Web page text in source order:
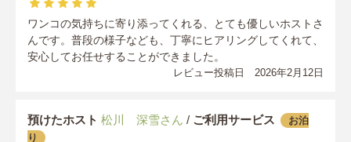
ワンコの気持ちに寄り添ってくれる、とても優しいホストさ
んです。普段の様子なども、丁寧にヒアリングしてくれて、
安心してお任せすることができました。
レビュー投稿日 2026年2月12日
預けたホスト 松川 深雪さん / ご利用サービス
お泊
り